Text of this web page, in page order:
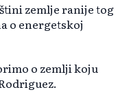
zemlje ranije tog
o energetskoj
o zemlji koju